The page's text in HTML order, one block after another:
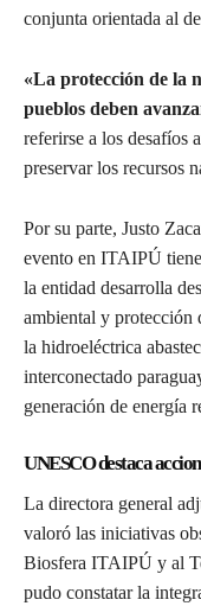
conjunta orientada al
«La protección de la
pueblos deben
referirse a los desafíos
preservar los recursos
Por su parte, Justo
evento en ITAIPÚ
la entidad desarrolla
ambiental y protección
la hidroeléctrica
interconectado
generación de energía
UNESCO destaca
La directora general
valoró las iniciativas
Biosfera ITAIPÚ y al
pudo constatar la